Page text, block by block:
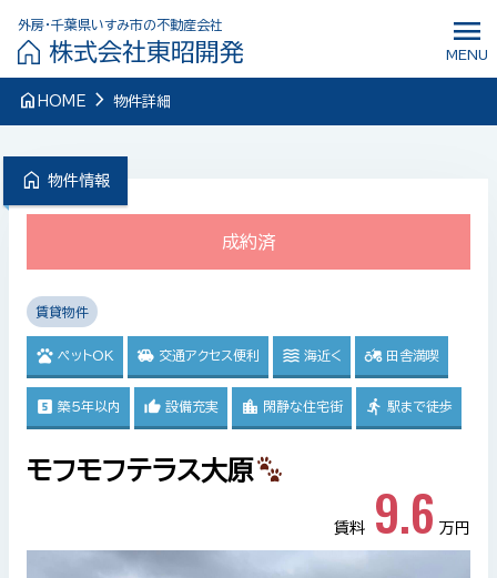
外房・千葉県いすみ市の不動産会社
株式会社東昭開発 menu
MENU
home HOME navigate_next 物件詳細
home 物件情報
成約済
賃貸物件
ペットOK 交通アクセス便利 海近く 田舎満喫
築5年以内 設備充実 閑静な住宅街 駅まで徒歩
モフモフテラス大原
賃料 9.6 万円